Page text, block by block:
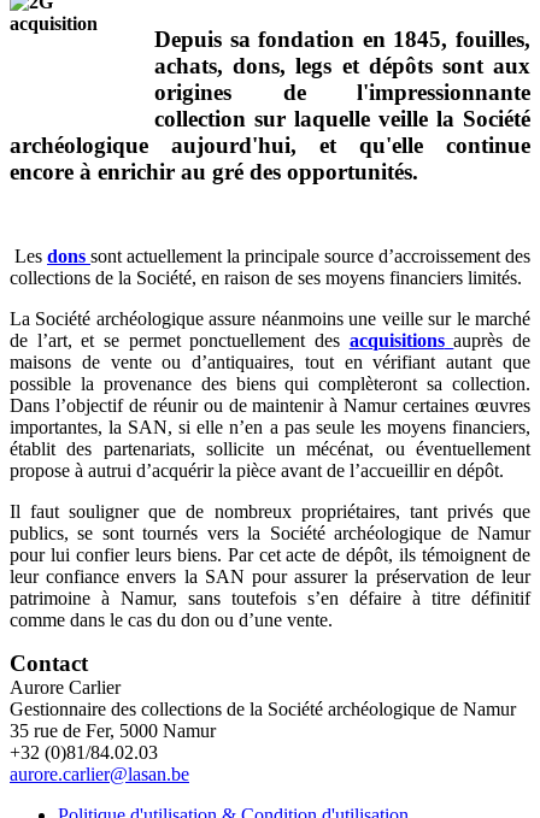
Depuis sa fondation en 1845, fouilles,
achats, dons, legs et dépôts sont aux
origines de l'impressionnante
collection sur laquelle veille la Société
archéologique aujourd'hui, et qu'elle continue
encore à enrichir au gré des opportunités.
Les dons sont actuellement la principale source d’accroissement des
collections de la Société, en raison de ses moyens financiers limités.
La Société archéologique assure néanmoins une veille sur le marché
de l’art, et se permet ponctuellement des acquisitions auprès de
maisons de vente ou d’antiquaires, tout en vérifiant autant que
possible la provenance des biens qui complèteront sa collection.
Dans l’objectif de réunir ou de maintenir à Namur certaines œuvres
importantes, la SAN, si elle n’en a pas seule les moyens financiers,
établit des partenariats, sollicite un mécénat, ou éventuellement
propose à autrui d’acquérir la pièce avant de l’accueillir en dépôt.
Il faut souligner que de nombreux propriétaires, tant privés que
publics, se sont tournés vers la Société archéologique de Namur
pour lui confier leurs biens. Par cet acte de dépôt, ils témoignent de
leur confiance envers la SAN pour assurer la préservation de leur
patrimoine à Namur, sans toutefois s’en défaire à titre définitif
comme dans le cas du don ou d’une vente.
Contact
Aurore Carlier
Gestionnaire des collections de la Société archéologique de Namur
35 rue de Fer, 5000 Namur
+32 (0)81/84.02.03
aurore.carlier@lasan.be